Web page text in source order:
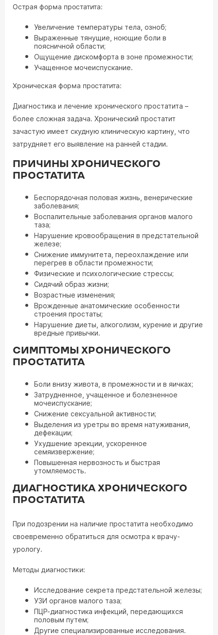
Острая форма простатита:
Увеличение температуры тела, озноб;
Выраженные тянущие, ноющие боли в
поясничной области;
Ощущение дискомфорта в зоне промежности;
Учащенное мочеиспускание.
Хроническая форма простатита:
Диагностика и лечение хронического простатита –
более сложная задача. Хронический простатит
зачастую имеет скудную клиническую картину, что
затрудняет его выявление на ранней стадии.
ПРИЧИНЫ ХРОНИЧЕСКОГО
ПРОСТАТИТА
Беспорядочная половая жизнь, венерические
заболевания;
Воспалительные заболевания органов малого
таза;
Нарушение кровообращения в предстательной
железе;
Снижение иммунитета, переохлаждение или
перегрев в области промежности;
Физические и психологические стрессы;
Сидячий образ жизни;
Возрастные изменения;
Врожденные анатомические особенности
строения простаты;
Нарушение диеты, алкоголизм, курение и другие
вредные привычки.
СИМПТОМЫ ХРОНИЧЕСКОГО
ПРОСТАТИТА
Боли внизу живота, в промежности и в яичках;
Затрудненное, учащенное и болезненное
мочеиспускание;
Снижение сексуальной активности;
Выделения из уретры во время натуживания,
дефекации;
Ухудшение эрекции, ускоренное
семяизвержение;
Повышенная нервозность и быстрая
утомляемость.
ДИАГНОСТИКА ХРОНИЧЕСКОГО
ПРОСТАТИТА
При подозрении на наличие простатита необходимо
своевременно обратиться для осмотра к врачу-
урологу.
Методы диагностики:
Исследование секрета предстательной железы;
УЗИ органов малого таза;
ПЦР-диагностика инфекций, передающихся
половым путем;
Другие специализированные исследования.